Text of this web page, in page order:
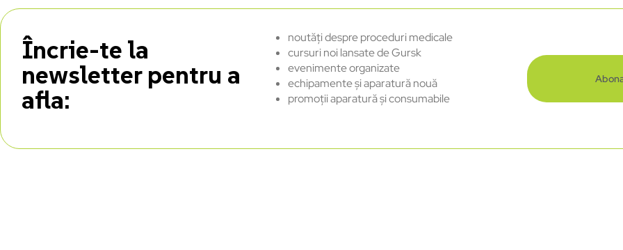
Încrie-te la
newsletter pentru a
afla:
noutăți despre proceduri medicale
cursuri noi lansate de Gursk
evenimente organizate
echipamente și aparatură nouă
promoții aparatură și consumabile